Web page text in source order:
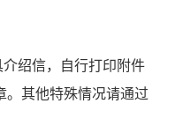
绍信，自行打印附件
。其他特殊情况请通过